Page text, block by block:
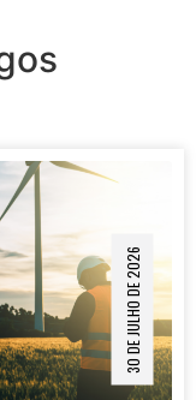
30 DE JULHO DE 2026